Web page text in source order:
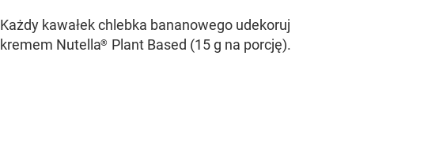
Każdy kawałek chlebka bananowego udekoruj
kremem Nutella® Plant Based (15 g na porcję).